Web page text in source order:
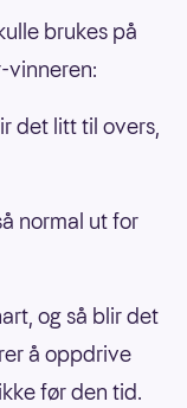
brukes på
vinneren:
det litt til overs,
normal ut for
og så blir det
å oppdrive
før den tid.